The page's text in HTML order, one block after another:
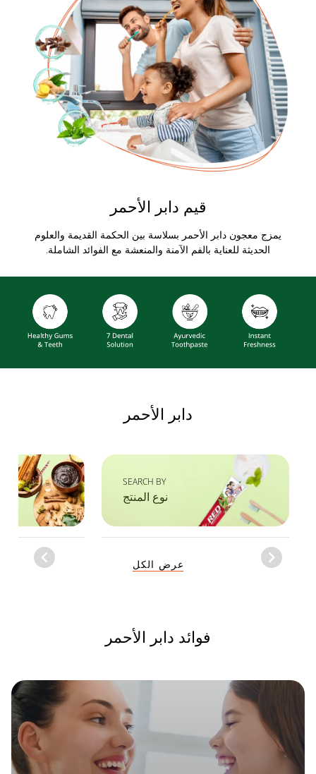
قيم دابر الأحمر
يمزج معجون دابر الأحمر بسلاسة بين الحكمة القديمة والعلوم
الحديثة للعناية بالفم الآمنة والمنعشة مع الفوائد الشاملة.
دابر الأحمر
SEARCH BY
نوع المنتج
Item
عرض الكل
فوائد دابر الأحمر